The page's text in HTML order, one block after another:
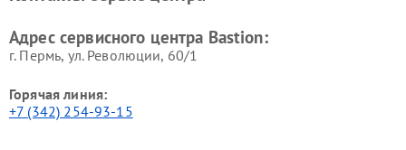
Адрес сервисного центра Bastion:
г. Пермь, ул. ​Революции, 60/1
Горячая линия:
+7 (342) 254-93-15